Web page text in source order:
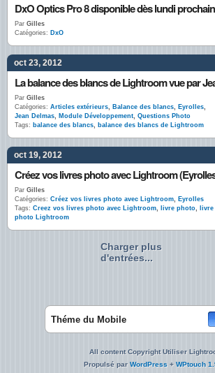
DxO Optics Pro 8 disponible dès lundi
Par Gilles
Catégories: DxO
oct 23, 2012
La balance des blancs de Lightroom vue par
Par Gilles
Catégories: Articles extérieurs, Balance des blancs, Eyrolles,
Jean Delmas, Module Développement, Questions Photo
Tags: balance des blancs, balance des blancs de Lightroom
oct 19, 2012
Créez vos livres photo avec Lightroom
Par Gilles
Catégories: Créez vos livres photo avec Lightroom, Eyrolles
Tags: Creez vos livres photo avec Lightroom, livre photo,
livre
photo Lightroom
Charger plus
d'entrées...
Théme du Mobile
All content Copyright Utiliser
Propulsé parWordPress + WPtouch